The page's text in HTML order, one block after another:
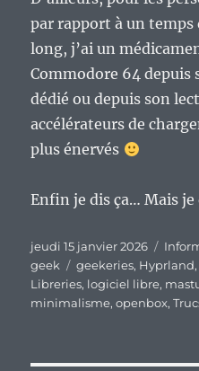
par rapport à un
long, j’ai un
Commodore 64 depuis
dédié ou depuis son
accélérateurs de
plus énervés
Enfin je dis ça… Mais je
Publié
le
jeudi 15 janvier 2026
geek
Étiquettes
geekeries, Hyprland,
Libreries, logiciel libre,
minimalisme,openbox,